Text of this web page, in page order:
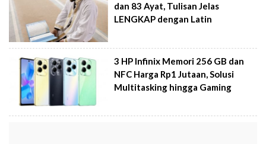
dan 83 Ayat, Tulisan Jelas
LENGKAP dengan Latin
3 HP Infinix Memori 256 GB dan
NFC Harga Rp1 Jutaan, Solusi
Multitasking hingga Gaming